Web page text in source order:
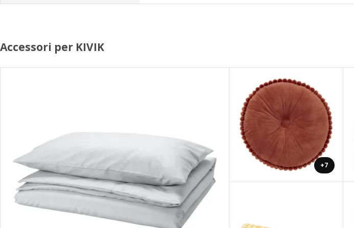
Accessori per KIVIK
+7